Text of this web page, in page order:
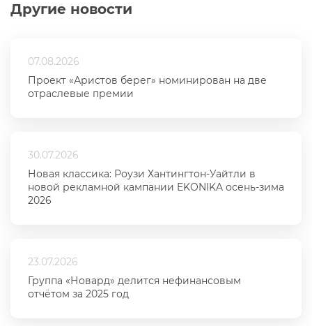
Другие новости
07.08.2026
Проект «Аристов берег» номинирован на две
отраслевые премии
30.07.2026
Новая классика: Роузи Хантингтон-Уайтли в
новой рекламной кампании EKONIKA осень-зима
2026
23.07.2026
Группа «Новард» делится нефинансовым
отчётом за 2025 год